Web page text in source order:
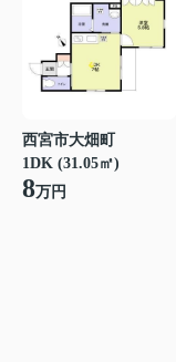
西宮市大畑町
1DK (31.05㎡)
8万円